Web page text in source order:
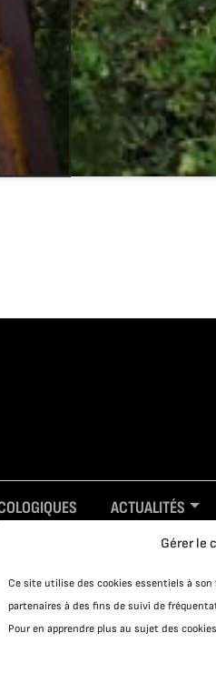
Gérer le
Ce site utilise des cookies essentiels à
partenaires à des fins de suivi de
Pour en apprendre plus au sujet des
ACTUALITÉS